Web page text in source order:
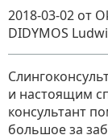
2018-03-02 от
DIDYMOS
и настоящим
консультант
большое за